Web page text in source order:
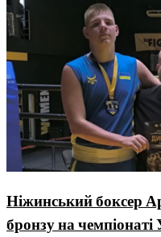
Ніжинський боксер
бронзу на чемпіонаті